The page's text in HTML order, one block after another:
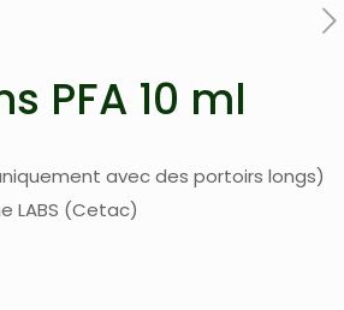
PFA 10 ml
avec des portoirs longs)
LABS (Cetac)